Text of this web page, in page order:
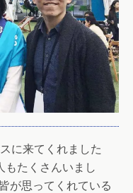
に来てくれました
もたくさんいまし
が思ってくれている